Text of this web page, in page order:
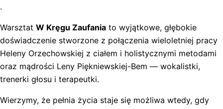
.
Warsztat W Kręgu Zaufania to wyjątkowe, głębokie
doświadczenie stworzone z połączenia wieloletniej pracy
Heleny Orzechowskiej z ciałem i holistycznymi metodami
oraz mądrości Leny Piękniewskiej-Bem — wokalistki,
trenerki głosu i terapeutki.
Wierzymy, że pełnia życia staje się możliwa wtedy, gdy